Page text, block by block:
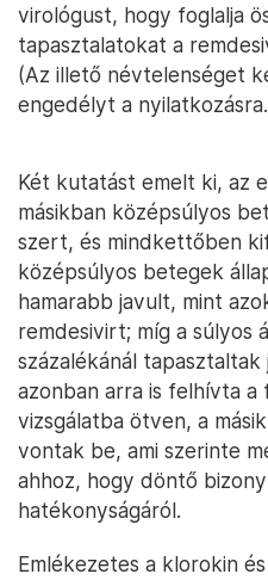
virológust, hogy foglalja
tapasztalatokat a
(Az illető névtelenséget
engedélyt a
Két kutatást emelt ki, az
másikban középsúlyos
szert, és mindkettőben
középsúlyos betegek
hamarabb javult, mint
remdesivirt; míg a súlyos
százalékánál
azonban arra is felhívta
vizsgálatba ötven, a
vontak be, ami szerinte
ahhoz, hogy döntő
hatékonyságáról.
Emlékezetes a klorokin